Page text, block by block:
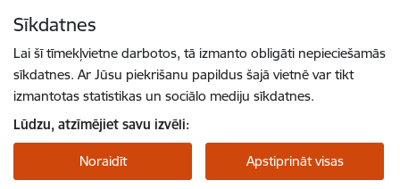
Sīkdatnes
Lai šī tīmekļvietne darbotos, tā izmanto obligāti nepieciešamās
sīkdatnes. Ar Jūsu piekrišanu papildus šajā vietnē var tikt
izmantotas statistikas un sociālo mediju sīkdatnes.
Lūdzu, atzīmējiet savu izvēli:
Noraidīt Apstiprināt visas